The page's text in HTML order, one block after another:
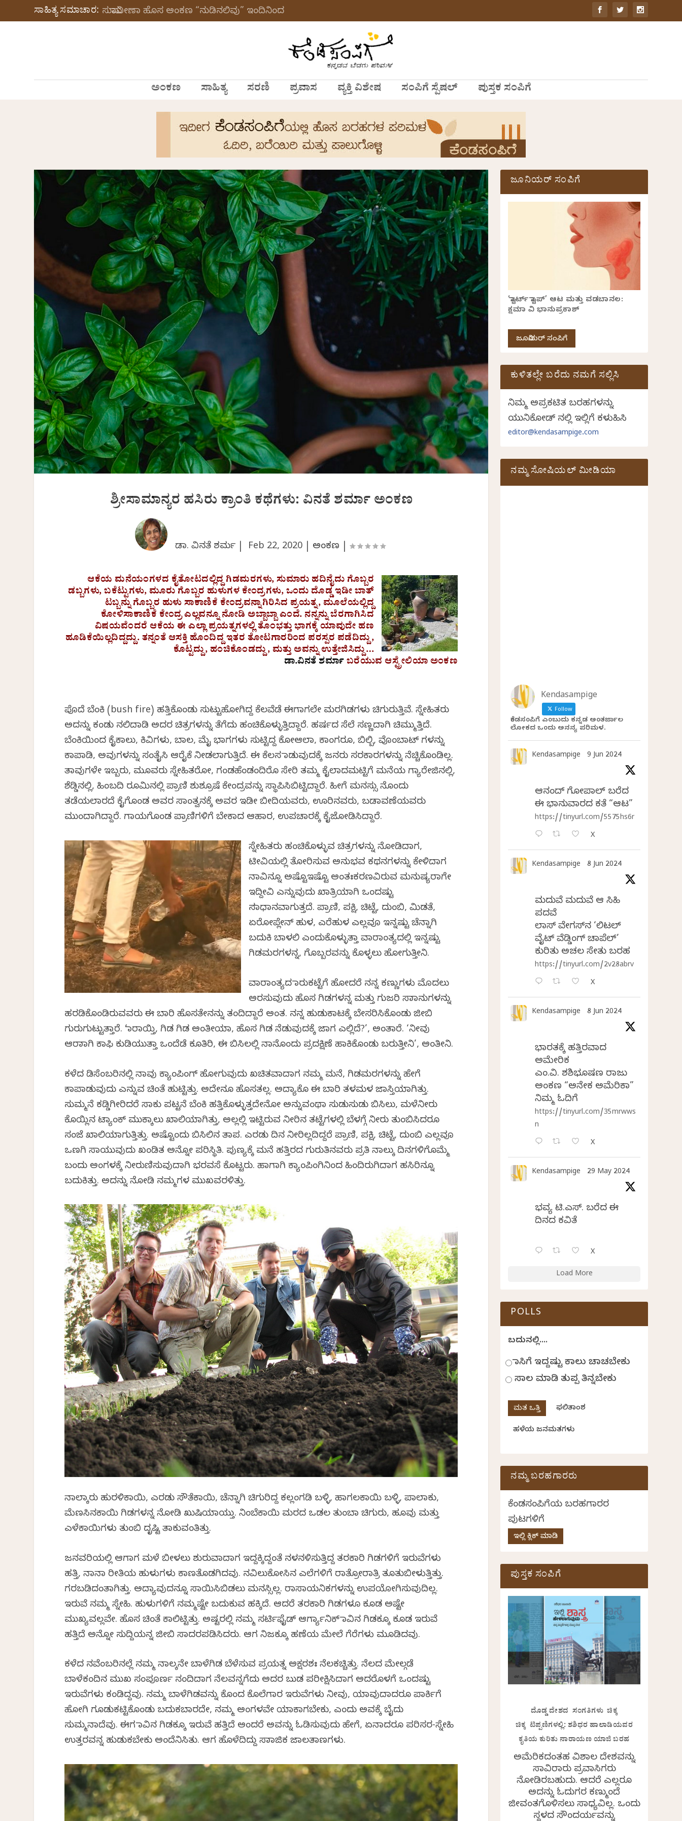
ಸಾಹಿತ್ಯ ಸಮಾಚಾರ: ಸುಮಾವೀಣಾ ಹೊಸ ಅಂಕಣ “ನುಡಿನಲಿವು” ಇಂದಿನಿಂದ
ಅಂಕಣ ಸಾಹಿತ್ಯ ಸರಣಿ ಪ್ರವಾಸ ವ್ಯಕ್ತಿ ವಿಶೇಷ ಸಂಪಿಗೆ ಸ್ಪೆಷಲ್ ಪುಸ್ತಕ ಸಂಪಿಗೆ
ಶ್ರೀಸಾಮಾನ್ಯರ ಹಸಿರು ಕ್ರಾಂತಿ ಕಥೆಗಳು: ವಿನತೆ ಶರ್ಮಾ ಅಂಕಣ
ಡಾ. ವಿನತೆ ಶರ್ಮ | Feb 22, 2020| ಅಂಕಣ
ಆಕೆಯ ಮನೆಯಂಗಳದ ಕೈತೋಟದಲ್ಲಿದ್ದ ಗಿಡಮರಗಳು, ಸುಮಾರು ಹದಿನೈದು ಗೊಬ್ಬರ
ಡಬ್ಬಗಳು, ಬಕೆಟ್ಟುಗಳು, ಮೂರು ಗೊಬ್ಬರ ಹುಳುಗಳ ಕೇಂದ್ರಗಳು, ಒಂದು ದೊಡ್ಡ ಇಡೀ ಬಾತ್
ಟಬ್ಬನ್ನು ಗೊಬ್ಬರ ಹುಳು ಸಾಕಾಣಿಕೆ ಕೇಂದ್ರವನ್ನಾಗಿರಿಸಿದ ಪ್ರಯತ್ನ, ಮೂಲೆಯಲ್ಲಿದ್ದ
ಕೋಳಿಸಾಕಾಣಿಕೆ ಕೇಂದ್ರ ಎಲ್ಲವನ್ನೂ ನೋಡಿ ಅಬ್ಬಾಬ್ಬಾ ಎಂದೆ. ನನ್ನನ್ನು ಬೆರಗಾಗಿಸಿದ
ವಿಷಯವೆಂದರೆ ಆಕೆಯ ಈ ಎಲ್ಲಾ ಪ್ರಯತ್ನಗಳಲ್ಲಿ ತೊಂಭತ್ತು ಭಾಗಕ್ಕೆ ಯಾವುದೇ ಹಣ
ಹೂಡಿಕೆಯಿಲ್ಲದಿದ್ದದ್ದು. ತನ್ನಂತೆ ಆಸಕ್ತಿ ಹೊಂದಿದ್ದ ಇತರ ತೋಟಗಾರರಿಂದ ಪರಸ್ಪರ ಪಡೆದಿದ್ದು,
ಕೊಟ್ಟದ್ದು, ಹಂಚಿಕೊಂಡದ್ದು, ಮತ್ತು ಅವನ್ನು ಉತ್ತೇಜಿಸಿದ್ದು…
ಡಾ.ವಿನತೆ ಶರ್ಮಾಬರೆಯುವ ಆಸ್ಟ್ರೇಲಿಯಾ ಅಂಕಣ
ಪೊದೆ ಬೆಂಕಿ (bush fire) ಹತ್ತಿಕೊಂಡು ಸುಟ್ಟುಹೋಗಿದ್ದ ಕೆಲವೆಡೆ ಈಗಾಗಲೇ ಮರಗಿಡಗಳು ಚಿಗುರುತ್ತಿವೆ. ಸ್ನೇಹಿತರು
ಅದನ್ನು ಕಂಡು ನಲಿದಾಡಿ ಅದರ ಚಿತ್ರಗಳನ್ನು ತೆಗೆದು ಹಂಚಿಕೊಳ್ಳುತ್ತಿದ್ದಾರೆ. ಹರ್ಷದ ಸೆಲೆ ಸಣ್ಣದಾಗಿ ಚಿಮ್ಮುತ್ತಿದೆ.
ಬೆಂಕಿಯಿಂದ ಕೈಕಾಲು, ಕಿವಿಗಳು, ಬಾಲ, ಮೈ ಭಾಗಗಳು ಸುಟ್ಟಿದ್ದ ಕೋಆಲಾ, ಕಾಂಗರೂ, ಬಿಲ್ಬಿ, ವೊಂಬಾಟ್ ಗಳನ್ನು
ಕಾಪಾಡಿ, ಅವುಗಳನ್ನು ಸಂತೈಸಿ ಆರೈಕೆ ನೀಡಲಾಗುತ್ತಿದೆ. ಈ ಕೆಲಸ ಮಾಡುವುದಕ್ಕೆ ಜನರು ಸರಕಾರಗಳನ್ನು ನೆಚ್ಚಿಕೊಂಡಿಲ್ಲ.
ತಾವುಗಳೇ ಇಬ್ಬರು, ಮೂವರು ಸ್ನೇಹಿತರೋ, ಗಂಡಹೆಂಡಂದಿರೊ ಸೇರಿ ತಮ್ಮ ಕೈಲಾದಮಟ್ಟಿಗೆ ಮನೆಯ ಗ್ಯಾರೇಜಿನಲ್ಲಿ,
ಶೆಡ್ಡಿನಲ್ಲಿ, ಹಿಂಬದಿ ರೂಮಿನಲ್ಲಿ ಪ್ರಾಣಿ ಶುಶ್ರೂಷೆ ಕೇಂದ್ರವನ್ನು ಸ್ಥಾಪಿಸಿಬಿಟ್ಟಿದ್ದಾರೆ. ಹೀಗೆ ಮನಸ್ಸು ನೊಂದು
ತಡೆಯಲಾರದೆ ಕೈಗೊಂಡ ಅವರ ಸಾಂತ್ವನಕ್ಕೆ ಅವರ ಇಡೀ ಬೀದಿಯವರು, ಊರಿನವರು, ಬಡಾವಣೆಯವರು
ಮುಂದಾಗಿದ್ದಾರೆ. ಗಾಯಗೊಂಡ ಪ್ರಾಣಿಗಳಿಗೆ ಬೇಕಾದ ಆಹಾರ, ಉಪಚಾರಕ್ಕೆ ಕೈಜೋಡಿಸಿದ್ದಾರೆ.
ಸ್ನೇಹಿತರು ಹಂಚಿಕೊಳ್ಳುವ ಚಿತ್ರಗಳನ್ನು ನೋಡಿದಾಗ,
ಟೀವಿಯಲ್ಲಿ ತೋರಿಸುವ ಅನುಭವ ಕಥನಗಳನ್ನು ಕೇಳಿದಾಗ
ನಾವಿನ್ನೂ ಅಷ್ಟೊಇಷ್ಟೊ ಅಂತಃಕರಣವಿರುವ ಮನುಷ್ಯರಾಗೇ
ಇದ್ದೀವಿ ಎನ್ನುವುದು ಖಾತ್ರಿಯಾಗಿ ಒಂದಷ್ಟು
ಸಮಾಧಾನವಾಗುತ್ತದೆ. ಪ್ರಾಣಿ, ಪಕ್ಷಿ, ಚಿಟ್ಟೆ, ದುಂಬಿ, ಮಿಡತೆ,
ಏರೋಪ್ಲೇನ್ ಹುಳ, ಎರೆಹುಳ ಎಲ್ಲವೂ ಇನ್ನಷ್ಟು ಚೆನ್ನಾಗಿ
ಬದುಕಿ ಬಾಳಲಿ ಎಂದುಕೊಳ್ಳುತ್ತಾ ವಾರಾಂತ್ಯದಲ್ಲಿ ಇನ್ನಷ್ಟು
ಗಿಡಮರಗಳನ್ನ, ಗೊಬ್ಬರವನ್ನು ಕೊಳ್ಳಲು ಹೋಗುತ್ತೀನಿ.
ವಾರಾಂತ್ಯದ ಮಾರುಕಟ್ಟೆಗೆ ಹೋದರೆ ನನ್ನ ಕಣ್ಣುಗಳು ಮೊದಲು
ಅರಸುವುದು ಹೊಸ ಗಿಡಗಳನ್ನ ಮತ್ತು ಗುಜರಿ ಸಾಮಾನುಗಳನ್ನು
ಹರಡಿಕೊಂಡಿರುವವರು ಈ ಬಾರಿ ಹೊಸತೇನನ್ನು ತಂದಿದ್ದಾರೆ ಅಂತ. ನನ್ನ ಹುಡುಕಾಟಕ್ಕೆ ಬೇಸರಿಸಿಕೊಂಡು ಜೀಬಿ
ಗುರುಗುಟ್ಟುತ್ತಾರೆ. ‘ಮಾರಾಯ್ತಿ, ಗಿಡ ಗಿಡ ಅಂತೀಯಾ, ಹೊಸ ಗಿಡ ನೆಡುವುದಕ್ಕೆ ಜಾಗ ಎಲ್ಲಿದೆ?’, ಅಂತಾರೆ. ‘ನೀವು
ಆರಾಮಾಗಿ ಕಾಫಿ ಕುಡಿಯುತ್ತಾ ಒಂದೆಡೆ ಕೂತಿರಿ, ಈ ಬಿಸಿಲಲ್ಲಿ ನಾನೊಂದು ಪ್ರದಕ್ಷಿಣೆ ಹಾಕಿಕೊಂಡು ಬರುತ್ತೀನಿ’, ಅಂತೀನಿ.
ಕಳೆದ ಡಿಸೆಂಬರಿನಲ್ಲಿ ನಾವು ಕ್ಯಾಂಪಿಂಗ್ ಹೋಗುವುದು ಖಚಿತವಾದಾಗ ನಮ್ಮ ಮನೆ, ಗಿಡಮರಗಳನ್ನು ಹೇಗೆ
ಕಾಪಾಡುವುದು ಎನ್ನುವ ಚಿಂತೆ ಹುಟ್ಟಿತ್ತು. ಅದೇನೂ ಹೊಸತಲ್ಲ. ಅದ್ಯಾಕೊ ಈ ಬಾರಿ ತಳಮಳ ಜಾಸ್ತಿಯಾಗಿತ್ತು.
ಸುಮ್ಮನೆ ಕಡ್ಡಿಗೀರಿದರೆ ಸಾಕು ಪಟ್ಟನೆ ಬೆಂಕಿ ಹತ್ತಿಕೊಳ್ಳುತ್ತದೇನೋ ಅನ್ನುವಂಥಾ ಸುಡುಸುಡು ಬಿಸಿಲು, ಮಳೆನೀರು
ಕೊಯ್ಲಿನ ಟ್ಯಾಂಕ್ ಮುಕ್ಕಾಲು ಖಾಲಿಯಾಗಿತ್ತು, ಅಲ್ಲಲ್ಲಿ ಇಟ್ಟಿರುವ ನೀರಿನ ತಟ್ಟೆಗಳಲ್ಲಿ ಬೆಳಗ್ಗೆ ನೀರು ತುಂಬಿಸಿದರೂ
ಸಂಜೆ ಖಾಲಿಯಾಗುತ್ತಿತ್ತು. ಅಷ್ಟೊಂದು ಬಿಸಿಲಿನ ತಾಪ. ಎರಡು ದಿನ ನೀರಿಲ್ಲದಿದ್ದರೆ ಪ್ರಾಣಿ, ಪಕ್ಷಿ, ಚಿಟ್ಟೆ, ದುಂಬಿ ಎಲ್ಲವೂ
ಒಣಗಿ ಸಾಯುವುದು ಖಂಡಿತ ಅನ್ನೋ ಪರಿಸ್ಥಿತಿ. ಪುಣ್ಯಕ್ಕೆ ಮನೆ ಹತ್ತಿರದ ಗುರುತಿನವರು ಪ್ರತಿ ನಾಲ್ಕು ದಿನಗಳಿಗೊಮ್ಮೆ
ಬಂದು ಅಂಗಳಕ್ಕೆ ನೀರುಣಿಸುವುದಾಗಿ ಭರವಸೆ ಕೊಟ್ಟರು. ಹಾಗಾಗಿ ಕ್ಯಾಂಪಿಂಗಿನಿಂದ ಹಿಂದಿರುಗಿದಾಗ ಹಸಿರಿನ್ನೂ
ಬದುಕಿತ್ತು. ಅದನ್ನು ನೋಡಿ ನಮ್ಮಗಳ ಮುಖವರಳಿತ್ತು.
ನಾಲ್ಕಾರು ಹುರಳಿಕಾಯಿ, ಎರಡು ಸೌತೆಕಾಯಿ, ಚೆನ್ನಾಗಿ ಚಿಗುರಿದ್ದ ಕಲ್ಲಂಗಡಿ ಬಳ್ಳಿ, ಹಾಗಲಕಾಯಿ ಬಳ್ಳಿ, ಪಾಲಾಕು,
ಮೆಣಸಿನಕಾಯಿ ಗಿಡಗಳನ್ನ ನೋಡಿ ಖುಷಿಯಾಯ್ತು. ನಿಂಬೆಕಾಯಿ ಮರದ ಒಡಲ ತುಂಬಾ ಚಿಗುರು, ಹೂವು ಮತ್ತು
ಎಳೆಕಾಯಿಗಳು ತುಂಬಿ ದೃಷ್ಟಿ ತಾಕುವಂತಿತ್ತು.
ಜನವರಿಯಲ್ಲಿ ಆಗಾಗ ಮಳೆ ಬೀಳಲು ಶುರುವಾದಾಗ ಇದ್ದಕ್ಕಿದ್ದಂತೆ ನಳನಳಿಸುತ್ತಿದ್ದ ತರಕಾರಿ ಗಿಡಗಳಿಗೆ ಇರುವೆಗಳು
ಹತ್ತಿ, ನಾನಾ ರೀತಿಯ ಹುಳುಗಳು ಕಾಣತೊಡಗಿದವು. ನವಿಲುಕೋಸಿನ ಎಲೆಗಳಿಗೆ ರಾತ್ರೋರಾತ್ರಿ ತೂತುಬೀಳುತ್ತಿತ್ತು.
ಗರಬಡಿದಂತಾಗಿತ್ತು. ಅದ್ಯಾವುದನ್ನೂ ಸಾಯಿಸಿಬಿಡಲು ಮನಸ್ಸಿಲ್ಲ. ರಾಸಾಯನಿಕಗಳನ್ನು ಉಪಯೋಗಿಸುವುದಿಲ್ಲ.
ಇರುವೆ ನಮ್ಮ ಸ್ನೇಹಿ. ಹುಳುಗಳಿಗೆ ನಮ್ಮಷ್ಟೇ ಬದುಕುವ ಹಕ್ಕಿದೆ. ಆದರೆ ತರಕಾರಿ ಗಿಡಗಳೂ ಕೂಡ ಅಷ್ಟೇ
ಮುಖ್ಯವಲ್ಲವೇ. ಹೊಸ ಚಿಂತೆ ಕಾಲಿಟ್ಟಿತ್ತು. ಅಷ್ಟರಲ್ಲಿ ನಮ್ಮ ಸರ್ಟಿಫೈಡ್ ಆರ್ಗ್ಯಾನಿಕ್ ಮಾವಿನ ಗಿಡಕ್ಕೂ ಕೂಡ ಇರುವೆ
ಹತ್ತಿದೆ ಅನ್ನೋ ಸುದ್ದಿಯನ್ನ ಜೀಬಿ ಸಾದರಪಡಿಸಿದರು. ಆಗ ನಿಜಕ್ಕೂ ಹಣೆಯ ಮೇಲೆ ಗೆರೆಗಳು ಮೂಡಿದವು.
ಕಳೆದ ನವೆಂಬರಿನಲ್ಲೆ ನಮ್ಮ ನಾಲ್ಕನೇ ಬಾಳೆಗಿಡ ಬೆಳೆಸುವ ಪ್ರಯತ್ನ ಅಕ್ಷರಶಃ ನೆಲಕಚ್ಚಿತ್ತು. ನೆಲದ ಮೇಲ್ಗಡೆ
ಬಾಳೆಕಂದಿನ ಮುಖ ಸಂಪೂರ್ಣ ನಂದಿದಾಗ ನೆಲವನ್ನಗೆದು ಅದರ ಬುಡ ಪರೀಕ್ಷಿಸಿದಾಗ ಅದರೊಳಗೆ ಒಂದಷ್ಟು
ಇರುವೆಗಳು ಕಂಡಿದ್ದವು. ನಮ್ಮ ಬಾಳೆಗಿಡವನ್ನು ಕೊಂದ ಕೊಲೆಗಾರ ಇರುವೆಗಳು ನೀವು, ಯಾವುದಾದರೂ ಪಾರ್ಕಿಗೆ
ಹೋಗಿ ಗೂಡುಕಟ್ಟಿಕೊಂಡು ಬದುಕಬಾರದೇ, ನಮ್ಮ ಅಂಗಳವೇ ಯಾಕಾಗಬೇಕು, ಎಂದು ಅವಕ್ಕೆ ಬೈದು
ಸುಮ್ಮನಾದೆವು. ಈಗ ಮಾವಿನ ಗಿಡಕ್ಕೂ ಇರುವೆ ಹತ್ತಿದೆ ಅಂದರೆ ಅವನ್ನು ಓಡಿಸುವುದು ಹೇಗೆ, ಏನಾದರೂ ಪರಿಸರ-ಸ್ನೇಹಿ
ಉತ್ತರವನ್ನ ಹುಡುಕಬೇಕು ಅಂದೆನಿಸಿತು. ಆಗ ಹೊಳೆದಿದ್ದು ಸಾಮಾಜಿಕ ಜಾಲತಾಣಗಳು.
ಜೂನಿಯರ್ ಸಂಪಿಗೆ
‘ಸ್ಟಾರ್ಟ್ ಸ್ಟಾಪ್’ ಆಟ ಮತ್ತು ವಡಬಾನಲ:
ಕ್ಷಮಾ ವಿ ಭಾನುಪ್ರಕಾಶ್
ಜೂನಿಯರ್ ಸಂಪಿಗೆ
ಕುಳಿತಲ್ಲೇ ಬರೆದು ನಮಗೆ ಸಲ್ಲಿಸಿ
ನಿಮ್ಮ ಅಪ್ರಕಟಿತ ಬರಹಗಳನ್ನು
ಯುನಿಕೋಡ್ ನಲ್ಲಿ ಇಲ್ಲಿಗೆ ಕಳುಹಿಸಿ
editor@kendasampige.com
ನಮ್ಮ ಸೋಷಿಯಲ್‌ ಮೀಡಿಯಾ
Kendasampige
Follow
ಕೆಂಡಸಂಪಿಗೆ ಎಂಬುದು ಕನ್ನಡ ಅಂತರ್ಜಾಲ
ಲೋಕದ ಒಂದು ಅನನ್ಯ ಪರಿಮಳ.
Kendasampige 9 Jun 2024
ಆನಂದ್‌ ಗೋಪಾಲ್‌ ಬರೆದ
ಈ ಭಾನುವಾರದ ಕತೆ “ಆಟ”
https://tinyurl.com/5575hs6r
X
Kendasampige 8 Jun 2024
ಮದುವೆ ಮದುವೆ ಆ ಸಿಹಿ
ಪದವೆ
ಲಾಸ್‌ ವೇಗಸ್‌ನ ‘ಲಿಟಲ್
ವೈಟ್ ವೆಡ್ಡಿಂಗ್ ಚಾಪೆಲ್’
ಕುರಿತು ಅಚಲ ಸೇತು ಬರಹ
https://tinyurl.com/2v28abrv
X
Kendasampige 8 Jun 2024
ಭಾರತಕ್ಕೆ ಹತ್ತಿರವಾದ
ಅಮೇರಿಕ
ಎಂ.ವಿ. ಶಶಿಭೂಷಣ ರಾಜು
ಅಂಕಣ “ಅನೇಕ ಅಮೆರಿಕಾ”
ನಿಮ್ಮ ಓದಿಗೆ
https://tinyurl.com/35mrwws
n
X
Kendasampige 29 May 2024
ಭವ್ಯ ಟಿ.ಎಸ್. ಬರೆದ ಈ
ದಿನದ ಕವಿತೆ
X
Load More
POLLS
ಬದುಕಿನಲ್ಲಿ....
ಹಾಸಿಗೆ ಇದ್ದಷ್ಟು ಕಾಲು ಚಾಚಬೇಕು
ಸಾಲ ಮಾಡಿ ತುಪ್ಪ ತಿನ್ನಬೇಕು
ಫಲಿತಾಂಶ
ಹಳೆಯ ಜನಮತಗಳು
ನಮ್ಮ ಬರಹಗಾರರು
ಕೆಂಡಸಂಪಿಗೆಯ ಬರಹಗಾರರ
ಪುಟಗಳಿಗೆ
ಇಲ್ಲಿ ಕ್ಲಿಕ್ ಮಾಡಿ
ಪುಸ್ತಕ ಸಂಪಿಗೆ
ದೊಡ್ಡ ದೇಶದ ಸಂಗತಿಗಳು ಚಿಕ್ಕ
ಚಿಕ್ಕ ಟಿಪ್ಪಣಿಗಳಲ್ಲಿ: ಶಶಿಧರ ಹಾಲಾಡಿಯವರ
ಕೃತಿಯ ಕುರಿತು ನಾರಾಯಣ ಯಾಜಿ ಬರಹ
ಅಮೆರಿಕದಂತಹ ವಿಶಾಲ ದೇಶವನ್ನು
ಸಾವಿರಾರು ಪ್ರವಾಸಿಗರು
ನೋಡಿರಬಹುದು. ಆದರೆ ಎಲ್ಲರೂ
ಅದನ್ನು ಓದುಗರ ಕಣ್ಮುಂದೆ
ಜೀವಂತಗೊಳಿಸಲು ಸಾಧ್ಯವಿಲ್ಲ. ಒಂದು
ಸ್ಥಳದ ಸೌಂದರ್ಯವನ್ನು